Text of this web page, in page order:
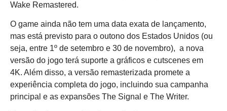
Wake Remastered.
O game ainda não tem uma data exata de lançamento,
mas está previsto para o outono dos Estados Unidos (ou
seja, entre 1º de setembro e 30 de novembro), a nova
versão do jogo terá suporte a gráficos e cutscenes em
4K. Além disso, a versão remasterizada promete a
experiência completa do jogo, incluindo sua campanha
principal e as expansões The Signal e The Writer.